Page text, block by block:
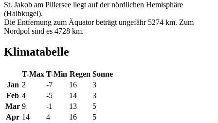
St. Jakob am Pillersee liegt auf der nördlichen Hemisphäre
(Halbkugel).
Die Entfernung zum Äquator beträgt ungefähr 5274 km. Zum
Nordpol sind es 4728 km.
Klimatabelle
T-Max T-Min Regen Sonne
Jan 2 -7 16
3
Feb 4 -5 14
3
Mar 9 -1 13
5
Apr 14 4 16 5